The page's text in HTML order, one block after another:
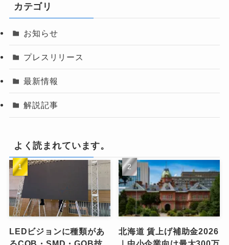
カテゴリ
お知らせ
プレスリリース
最新情報
解説記事
よく読まれています。
LEDビジョンに種類があ
北海道 賃上げ補助金2026